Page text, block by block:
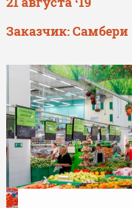
Заказчик:Самбери